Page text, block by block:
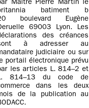
Maître Pierre Martin le
batiment b
boulevard Eugène
69003 Lyon. Les
des créances
à adresser au
judiciaire ou sur
portail électronique prévu
les articles L. 814–2 et
814–13 du code de
dans les deux
de la publication au